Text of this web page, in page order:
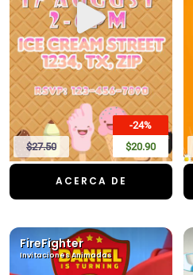
-24%
$20.90
$27.50
ACERCA DE
FireFighter
Invitaciones Animadas